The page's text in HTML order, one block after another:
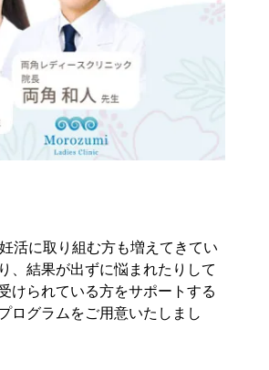
活に取り組む方も増えてきてい
、結果が出ずに悩まれたりして
けられている方をサポートする
ログラムをご用意いたしまし